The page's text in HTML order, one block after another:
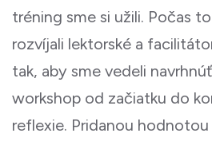
tréning sme si užili. Počas
rozvíjali lektorské a
tak, aby sme vedeli
workshop od začiatku do
reflexie. Pridanou